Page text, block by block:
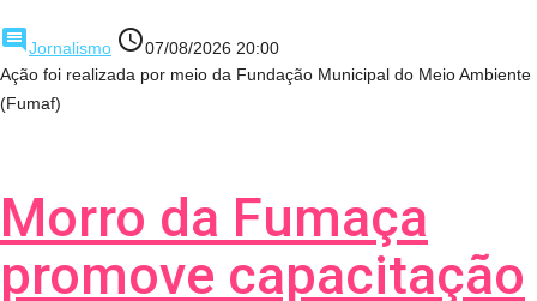
comment Jornalismo access_time07/08/2026 20:00
Ação foi realizada por meio da Fundação Municipal do Meio Ambiente
(Fumaf)
Morro da Fumaça
promove capacitação